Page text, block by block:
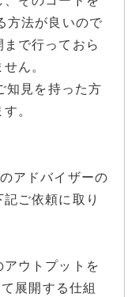
方法が良いので
で行っておら
ん。
知見を持った方
。
アドバイザーの
ご依頼に取り
アウトプットを
展開する仕組